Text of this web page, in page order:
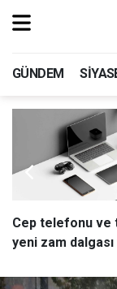
GÜNDEM
Cep telefonu ve
yeni zam